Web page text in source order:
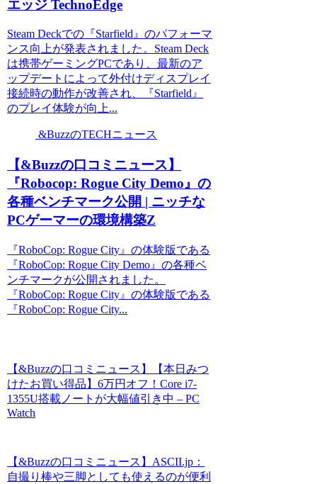
エッジ TechnoEdge
Steam Deckでの『Starfield』のパフォーマ
ンス向上が発表されました。Steam Deck
は携帯ゲーミングPCであり、最新のア
ップデートによって外付けディスプレイ
接続時の動作が改善され、『Starfield』
のプレイ体験が向上...
&BuzzのTECHニュース
【&Buzzの口コミニュース】
『Robocop: Rogue City Demo』の
各種ベンチマーク公開 | ニッチな
PCゲーマーの環境構築Z
『RoboCop: Rogue City』の体験版である
『RoboCop: Rogue City Demo』の各種ベ
ンチマークが公開されました。
『RoboCop: Rogue City』の体験版である
『RoboCop: Rogue City...
【&Buzzの口コミニュース】【本日みつ
けたお買い得品】6万円オフ！Core i7-
1355U搭載ノートが大幅値引き中 – PC
Watch
【&Buzzの口コミニュース】ASCII.jp：
自撮り棒や三脚としても使えるのが便利